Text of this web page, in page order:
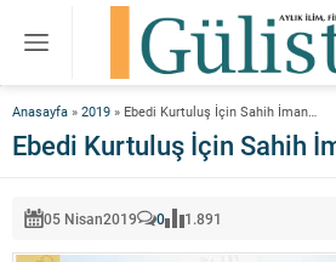
Anasayfa » 2019 » Ebedi Kurtuluş İçin Sahih İman…
Ebedi Kurtuluş İçin Sahih
05 Nisan2019 0 1.891